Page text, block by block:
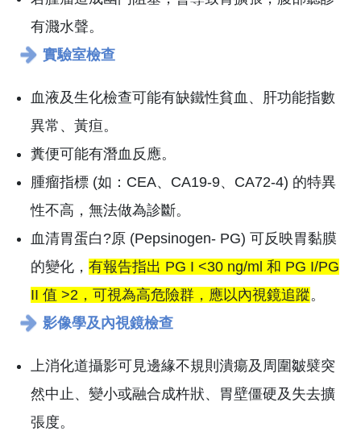
有濺水聲。
實驗室檢查
血液及生化檢查可能有缺鐵性貧血、肝功能指數
異常、黃疸。
糞便可能有潛血反應。
腫瘤指標 (如：CEA、CA19-9、CA72-4) 的特異
性不高，無法做為診斷。
血清胃蛋白?原 (Pepsinogen- PG) 可反映胃黏膜
的變化， 有報告指出 PG I <30 ng/ml 和 PG I/PG
II 值 >2，可視為高危險群，應以內視鏡追蹤。
影像學及內視鏡檢查
上消化道攝影可見邊緣不規則潰瘍及周圍皺襞突
然中止、變小或融合成杵狀、胃壁僵硬及失去擴
張度。